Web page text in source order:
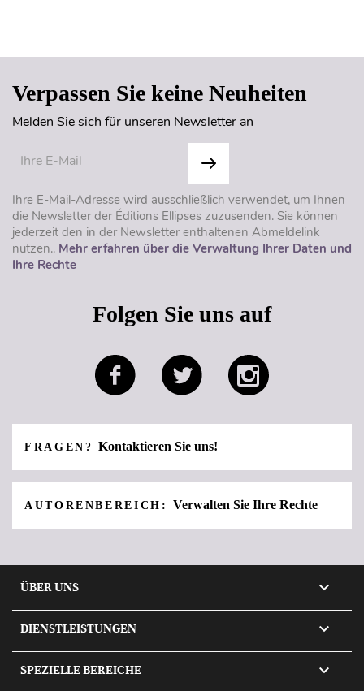
Verpassen Sie keine Neuheiten
Melden Sie sich für unseren Newsletter an
Ihre E-Mail-Adresse wird ausschließlich verwendet, um Ihnen
die Newsletter der Éditions Ellipses zuzusenden. Sie können
jederzeit den in der Newsletter enthaltenen Abmeldelink
nutzen.. Mehr erfahren über die Verwaltung Ihrer Daten und
Ihre Rechte
Folgen Sie uns auf
FRAGEN?Kontaktieren Sie uns!
AUTORENBEREICH: Verwalten Sie Ihre Rechte
ÜBER UNS 
DIENSTLEISTUNGEN 
SPEZIELLE BEREICHE 